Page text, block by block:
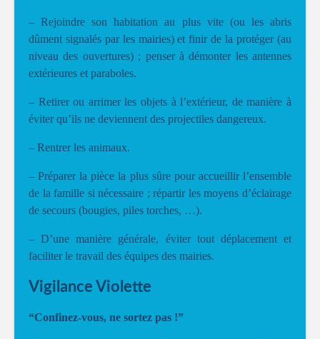
– Rejoindre son habitation au plus vite (ou les abris
dûment signalés par les mairies) et finir de la protéger (au
niveau des ouvertures) ; penser à démonter les antennes
extérieures et paraboles.
– Retirer ou arrimer les objets à l’extérieur, de manière à
éviter qu’ils ne deviennent des projectiles dangereux.
– Rentrer les animaux.
– Préparer la pièce la plus sûre pour accueillir l’ensemble
de la famille si nécessaire ; répartir les moyens d’éclairage
de secours (bougies, piles torches, …).
– D’une manière générale, éviter tout déplacement et
faciliter le travail des équipes des mairies.
Vigilance Violette
“Confinez-vous, ne sortez pas !”